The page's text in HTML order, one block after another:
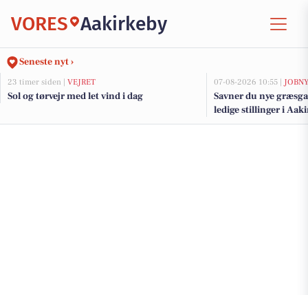
VORES Aakirkeby
Seneste nyt ›
23 timer siden | VEJRET
Sol og tørvejr med let vind i dag
07-08-2026 10:55 |
Savner du nye
ledige stillinger i